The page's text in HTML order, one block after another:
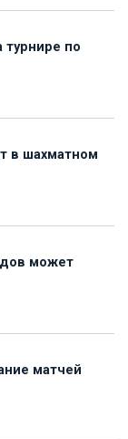
турнире по
в шахматном
может
матчей